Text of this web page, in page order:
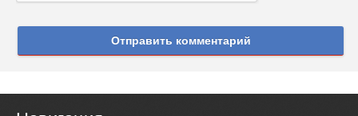
Отправить комментарий